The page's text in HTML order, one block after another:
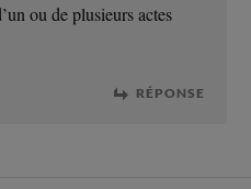
ou de plusieurs actes
RÉPONSE